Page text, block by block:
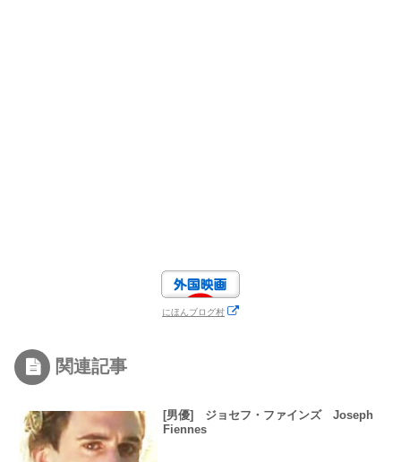
にほんブログ村
関連記事
[男優] ジョセフ・ファインズ Joseph
Fiennes